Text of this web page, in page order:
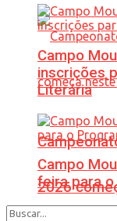
2026
Campo
inscrições
Literária
Campo
feira para o